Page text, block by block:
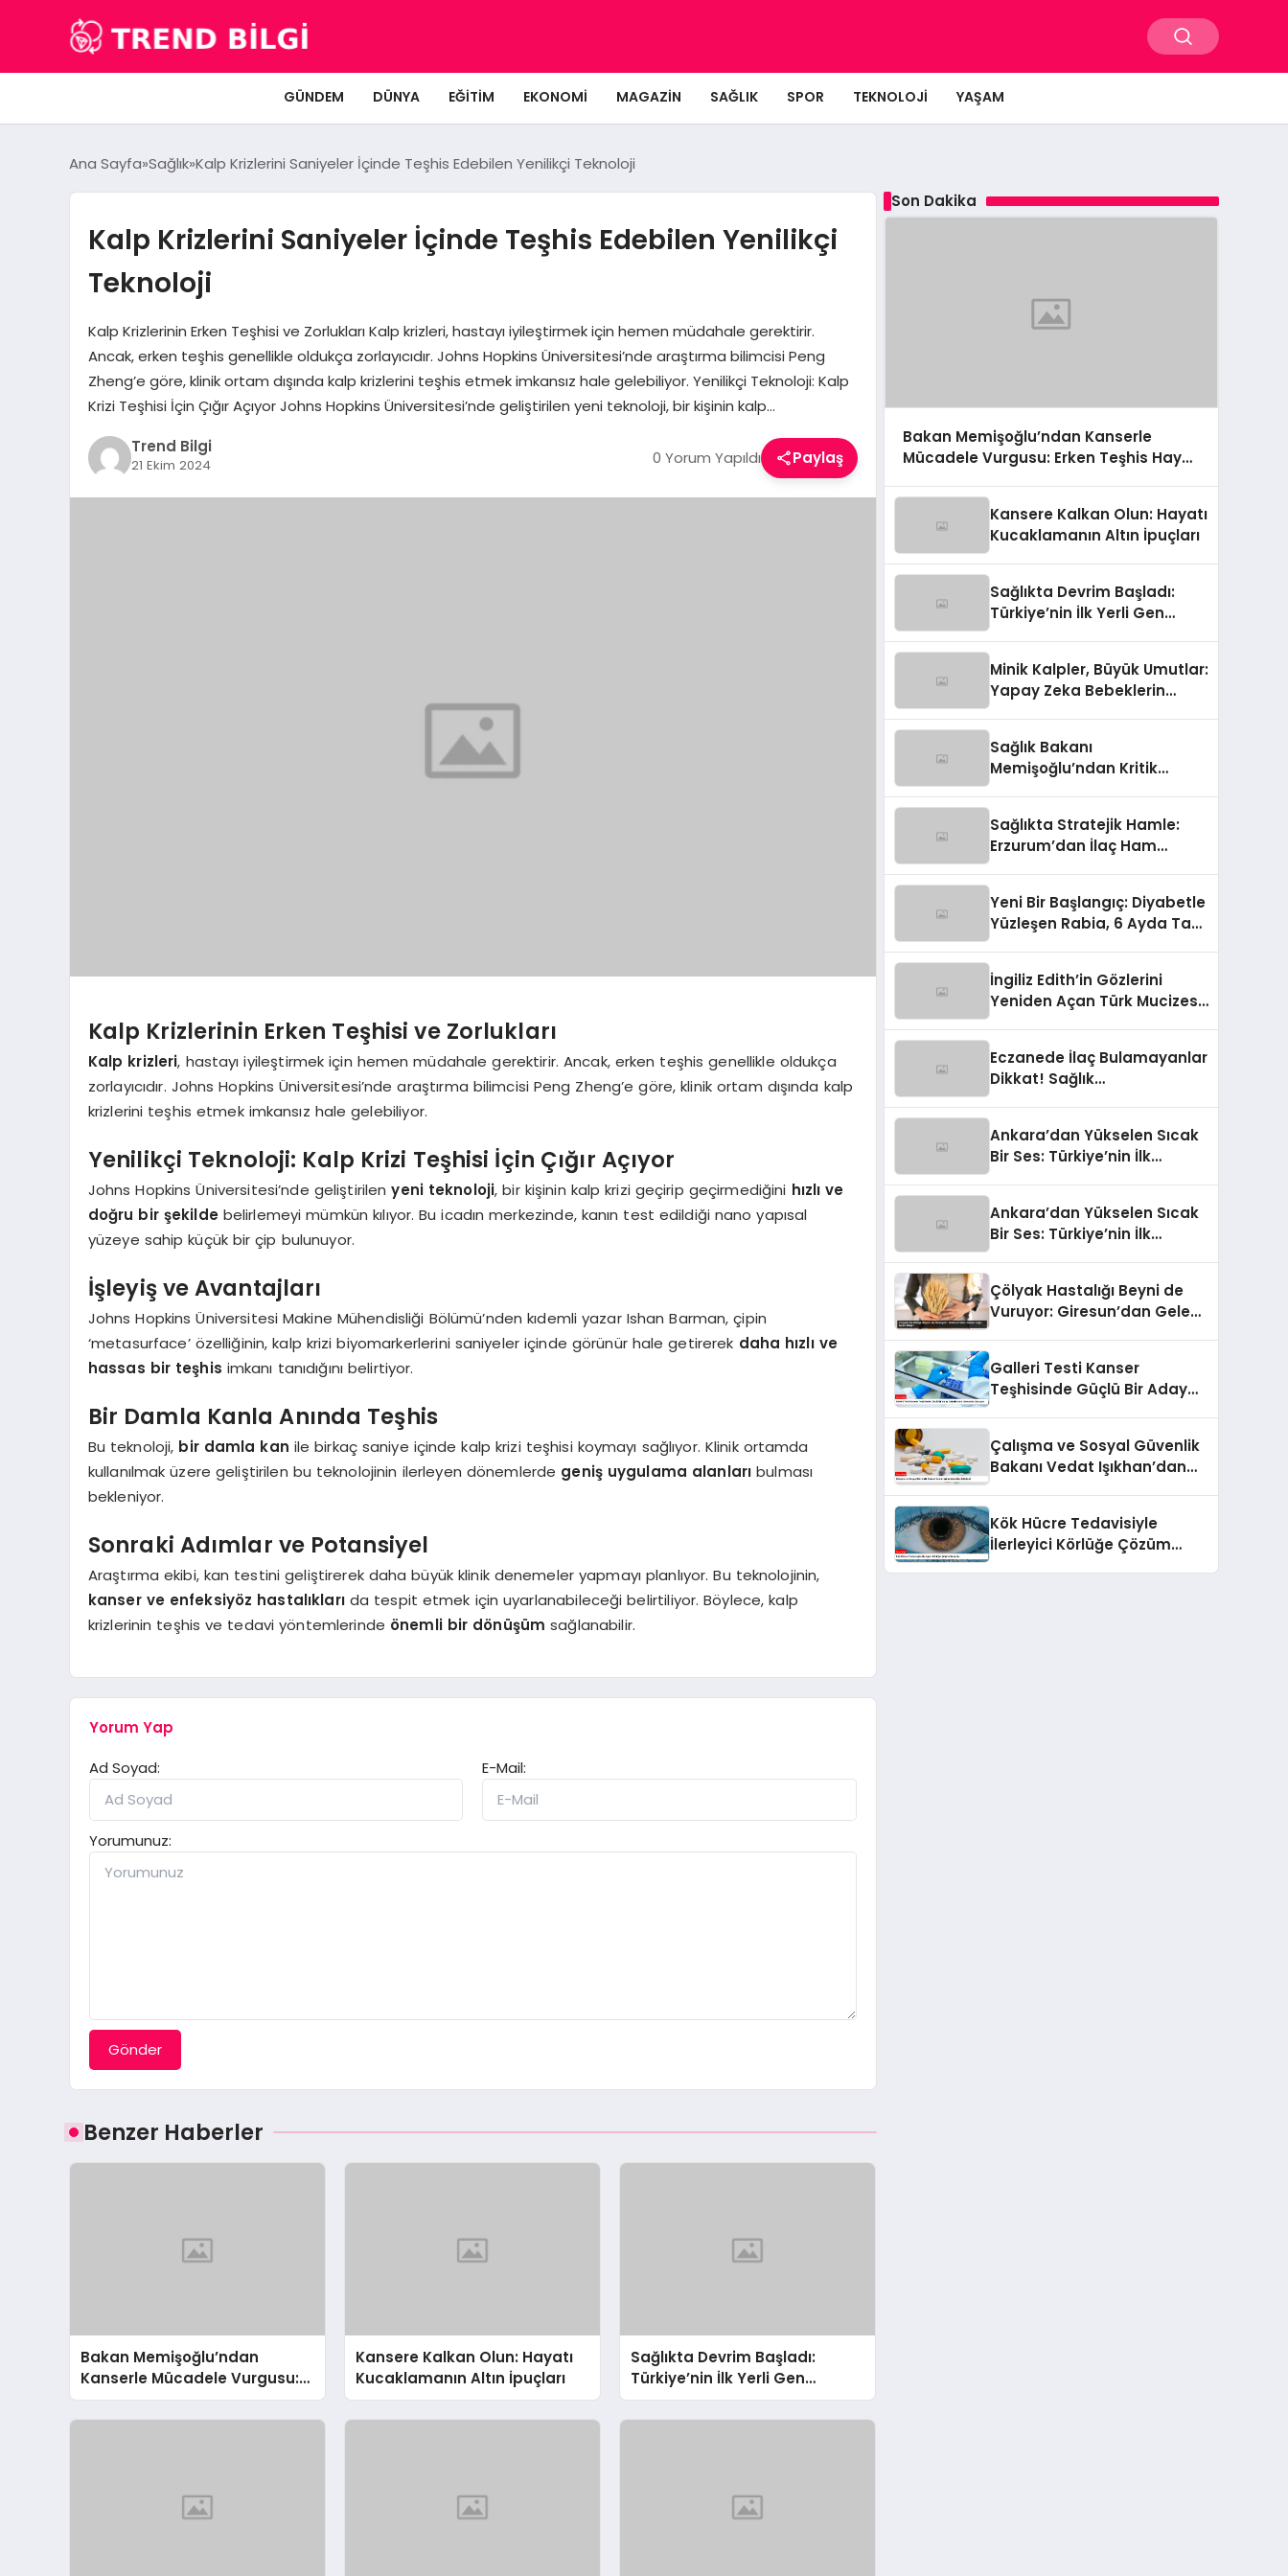
GÜNDEM DÜNYA EĞITIM EKONOMI MAGAZIN SAĞLIK SPOR TEKNOLOJI YAŞAM
Ana Sayfa Sağlık Kalp Krizlerini Saniyeler İçinde Teşhis Edebilen Yenilikçi Teknoloji
Kalp Krizlerini Saniyeler İçinde Teşhis Edebilen Yenilikçi
Teknoloji
Kalp Krizlerinin Erken Teşhisi ve Zorlukları Kalp krizleri, hastayı iyileştirmek için hemen müdahale gerektirir.
Ancak, erken teşhis genellikle oldukça zorlayıcıdır. Johns Hopkins Üniversitesi’nde araştırma bilimcisi Peng
Zheng’e göre, klinik ortam dışında kalp krizlerini teşhis etmek imkansız hale gelebiliyor. Yenilikçi Teknoloji: Kalp
Krizi Teşhisi İçin Çığır Açıyor Johns Hopkins Üniversitesi’nde geliştirilen yeni teknoloji, bir kişinin kalp…
Trend Bilgi
21 Ekim 2024 0 Yorum Yapıldı Paylaş
Kalp Krizlerinin Erken Teşhisi ve Zorlukları
Kalp krizleri, hastayı iyileştirmek için hemen müdahale gerektirir. Ancak, erken teşhis genellikle oldukça
zorlayıcıdır. Johns Hopkins Üniversitesi’nde araştırma bilimcisi Peng Zheng’e göre, klinik ortam dışında kalp
krizlerini teşhis etmek imkansız hale gelebiliyor.
Yenilikçi Teknoloji: Kalp Krizi Teşhisi İçin Çığır Açıyor
Johns Hopkins Üniversitesi’nde geliştirilenyeni teknoloji, bir kişinin kalp krizi geçirip geçirmediğini hızlı ve
doğru bir şekildebelirlemeyi mümkün kılıyor. Bu icadın merkezinde, kanın test edildiği nano yapısal
yüzeye sahip küçük bir çip bulunuyor.
İşleyiş ve Avantajları
Johns Hopkins Üniversitesi Makine Mühendisliği Bölümü’nden kıdemli yazar Ishan Barman, çipin
‘metasurface’ özelliğinin, kalp krizi biyomarkerlerini saniyeler içinde görünür hale getirerek daha hızlı ve
hassas bir teşhis imkanı tanıdığını belirtiyor.
Bir Damla Kanla Anında Teşhis
Bu teknoloji, bir damla kan ile birkaç saniye içinde kalp krizi teşhisi koymayı sağlıyor. Klinik ortamda
kullanılmak üzere geliştirilen bu teknolojinin ilerleyen dönemlerde geniş uygulama alanları bulması
bekleniyor.
Sonraki Adımlar ve Potansiyel
Araştırma ekibi, kan testini geliştirerek daha büyük klinik denemeler yapmayı planlıyor. Bu teknolojinin,
kanser ve enfeksiyöz hastalıklarıda tespit etmek için uyarlanabileceği belirtiliyor. Böylece, kalp
krizlerinin teşhis ve tedavi yöntemlerinde önemli bir dönüşüm sağlanabilir.
Yorum Yap
Ad Soyad:
E-Mail:
Yorumunuz:
Gönder
Benzer Haberler
Bakan Memişoğlu’ndan
Kanserle Mücadele Vurgusu:
Erken Teşhis Hayat Kurtarıyor!
Kansere Kalkan Olun: Hayatı
Kucaklamanın Altın İpuçları
Sağlıkta Devrim Başladı:
Türkiye’nin İlk Yerli Gen
Tedavisi Üretime Geçti!
Son Dakika
Bakan Memişoğlu’ndan Kanserle
Mücadele Vurgusu: Erken Teşhis Hayat
Kansere Kalkan Olun: Hayatı
Kucaklamanın Altın İpuçları
Sağlıkta Devrim Başladı:
Türkiye’nin İlk Yerli Gen
Minik Kalpler, Büyük Umutlar:
Yapay Zeka Bebeklerin
Sağlık Bakanı
Memişoğlu’ndan Kritik
ve Sağlıkta Çığır Açan
Hamleler
Sağlıkta Stratejik Hamle:
Erzurum’dan İlaç Ham
Yeni Bir Başlangıç: Diyabetle
Yüzleşen Rabia, 6 Ayda Tam
İngiliz Edith’in Gözlerini
Yeniden Açan Türk Mucizesi:
Eczanede İlaç Bulamayanlar
Dikkat! Sağlık
Ankara’dan Yükselen Sıcak
Bir Ses: Türkiye’nin İlk
Ankara’dan Yükselen Sıcak
Bir Ses: Türkiye’nin İlk
Çölyak Hastalığı Beyni de
Vuruyor: Giresun’dan Gelen
Galleri Testi Kanser
Teşhisinde Güçlü Bir Aday
Çalışma ve Sosyal Güvenlik
Bakanı Vedat Işıkhan’dan
Kök Hücre Tedavisiyle
İlerleyici Körlüğe Çözüm